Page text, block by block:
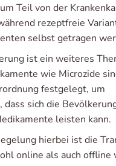
Teil von der
rezeptfreie
selbst getragen
ist ein weiteres
wie Microzide
festgelegt, um
dass sich die
leisten kann.
hierbei ist die
online als auch offline